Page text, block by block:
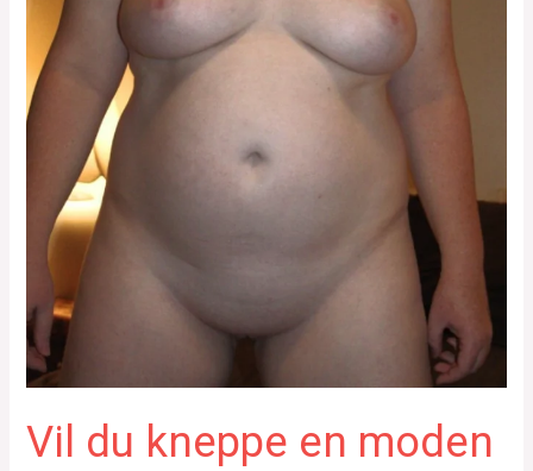
Vil du kneppe en moden